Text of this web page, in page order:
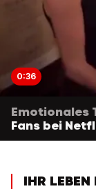
0:36
Emotionales
Fans bei
IHR